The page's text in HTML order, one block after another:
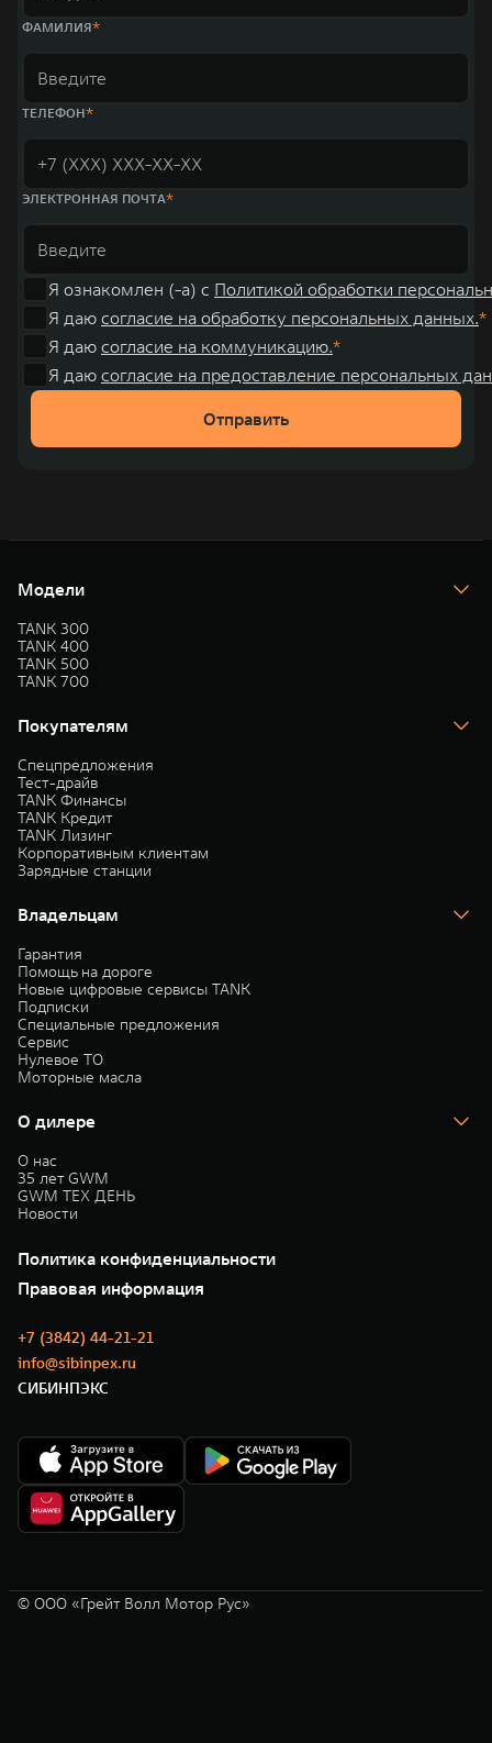
ФАМИЛИЯ
ТЕЛЕФОН
ЭЛЕКТРОННАЯ ПОЧТА
Я ознакомлен (-а) с Политикой обработки
Я даю согласие на обработку персональных данных.
Я даю согласие на коммуникацию.
Я даю согласие на предоставление персональных
Отправить
Модели
TANK 300
TANK 400
TANK 500
TANK 700
Покупателям
Спецпредложения
Тест-драйв
TANK Финансы
TANK Кредит
TANK Лизинг
Корпоративным клиентам
Зарядные станции
Владельцам
Гарантия
Помощь на дороге
Новые цифровые сервисы TANK
Подписки
Специальные предложения
Сервис
Нулевое ТО
Моторные масла
О дилере
О нас
35 лет GWM
GWM ТЕХ ДЕНЬ
Новости
Политика конфиденциальности
Правовая информация
+7 (3842) 44-21-21
info@sibinpex.ru
СИБИНПЭКС
© ООО «Грейт Волл Мотор Рус»